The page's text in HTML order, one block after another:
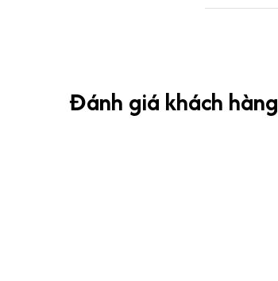
Đánh giá khách hàng